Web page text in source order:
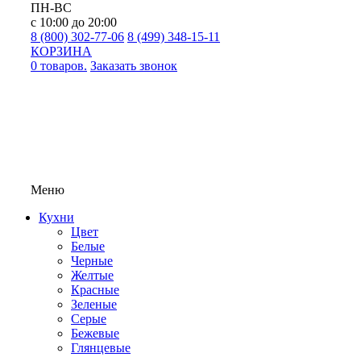
ПН-ВС
с 10:00 до 20:00
8 (800) 302-77-06 8 (499) 348-15-11
КОРЗИНА
0 товаров. Заказать звонок
Меню
Кухни
Цвет
Белые
Черные
Желтые
Красные
Зеленые
Серые
Бежевые
Глянцевые